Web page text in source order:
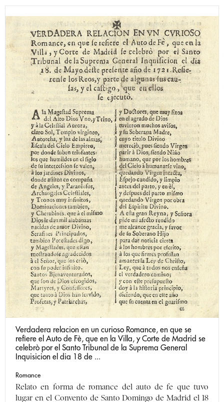
Verdadera relacion en un curioso Romance, en que se
refiere el Auto de Fè, que en la Villa, y Corte de Madrid se
celebrò por el Santo Tribunal de la Suprema General
Inquisicion el dia 18 de ...
Romance
Relato en forma de romance del auto de fe que tuvo
lugar en el Convento de Santo Domingo de Madrid el 18